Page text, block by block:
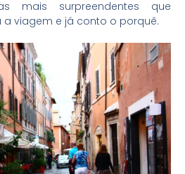
mais surpreendentes que
viagem e já conto o porquê.